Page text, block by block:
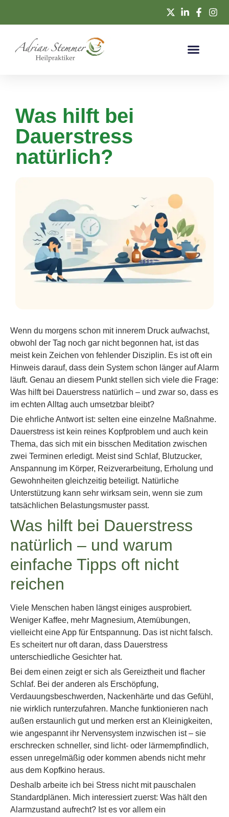
Was hilft bei
Dauerstress
natürlich?
Wenn du morgens schon mit innerem Druck aufwachst,
obwohl der Tag noch gar nicht begonnen hat, ist das
meist kein Zeichen von fehlender Disziplin. Es ist oft ein
Hinweis darauf, dass dein System schon länger auf Alarm
läuft. Genau an diesem Punkt stellen sich viele die Frage:
Was hilft bei Dauerstress natürlich – und zwar so, dass es
im echten Alltag auch umsetzbar bleibt?
Die ehrliche Antwort ist: selten eine einzelne Maßnahme.
Dauerstress ist kein reines Kopfproblem und auch kein
Thema, das sich mit ein bisschen Meditation zwischen
zwei Terminen erledigt. Meist sind Schlaf, Blutzucker,
Anspannung im Körper, Reizverarbeitung, Erholung und
Gewohnheiten gleichzeitig beteiligt. Natürliche
Unterstützung kann sehr wirksam sein, wenn sie zum
tatsächlichen Belastungsmuster passt.
Was hilft bei Dauerstress
natürlich – und warum
einfache Tipps oft nicht
reichen
Viele Menschen haben längst einiges ausprobiert.
Weniger Kaffee, mehr Magnesium, Atemübungen,
vielleicht eine App für Entspannung. Das ist nicht falsch.
Es scheitert nur oft daran, dass Dauerstress
unterschiedliche Gesichter hat.
Bei dem einen zeigt er sich als Gereiztheit und flacher
Schlaf. Bei der anderen als Erschöpfung,
Verdauungsbeschwerden, Nackenhärte und das Gefühl,
nie wirklich runterzufahren. Manche funktionieren nach
außen erstaunlich gut und merken erst an Kleinigkeiten,
wie angespannt ihr Nervensystem inzwischen ist – sie
erschrecken schneller, sind licht- oder lärmempfindlich,
essen unregelmäßig oder kommen abends nicht mehr
aus dem Kopfkino heraus.
Deshalb arbeite ich bei Stress nicht mit pauschalen
Standardplänen. Mich interessiert zuerst: Was hält den
Alarmzustand aufrecht? Ist es vor allem ein